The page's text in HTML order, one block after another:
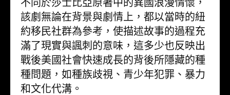
不同於莎士比亞原著中的異國浪漫情懷，
該劇無論在背景與劇情上，都以當時的紐
約移民社群為參考，使描述故事的過程充
滿了現實與諷刺的意味，這多少也反映出
戰後美國社會快速成長的背後所隱藏的種
種問題，如種族歧視、青少年犯罪、暴力
和文化代溝。